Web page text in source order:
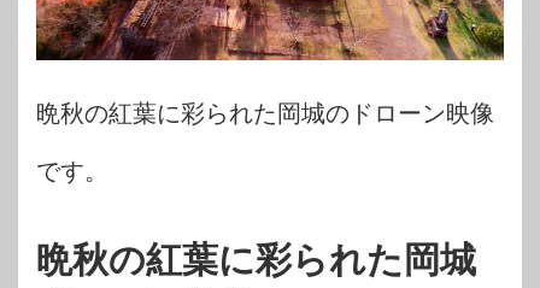
晩秋の紅葉に彩られた岡城のドローン映像
です。
晩秋の紅葉に彩られた岡城